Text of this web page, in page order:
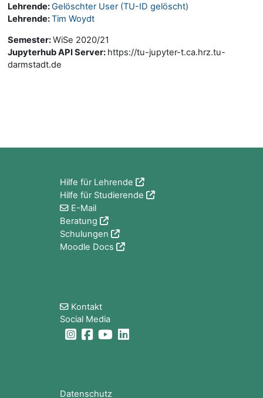
Lehrende:Gelöschter User (TU-ID gelöscht)
Lehrende:Tim Woydt
Semester:WiSe 2020/21
Jupyterhub API Server: https://tu-jupyter-t.ca.hrz.tu-
darmstadt.de
Hilfe für Lehrende
Hilfe für Studierende
E-Mail
Beratung
Schulungen
Moodle Docs
Kontakt
Social Media
Datenschutz